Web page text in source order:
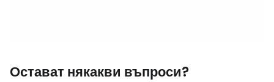
Остават някакви въпроси?